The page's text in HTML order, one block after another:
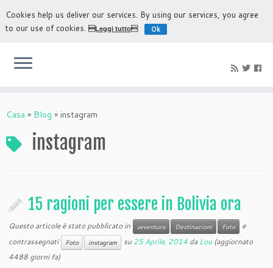
L'esperienza più autentica di scoprire Bolivia
Casa » Blog » instagram
instagram
15 ragioni per essere in Bolivia ora
Questo articole è stato pubblicato in avventura Destinazioni Foto
e
contrassegnati
Foto instagram su25 Aprile, 2014 daLou(aggiornato
4488 giorni fa)
Cookies help us deliver our services. By using our services, you agree
to our use of cookies.Leggi tutto Ok